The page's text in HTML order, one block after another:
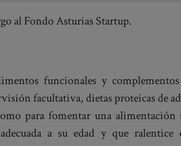
al Fondo Asturias Startup.
funcionales y
facultativa, dietas proteicas de
para fomentar una alimentación
a su edad y que ralentice